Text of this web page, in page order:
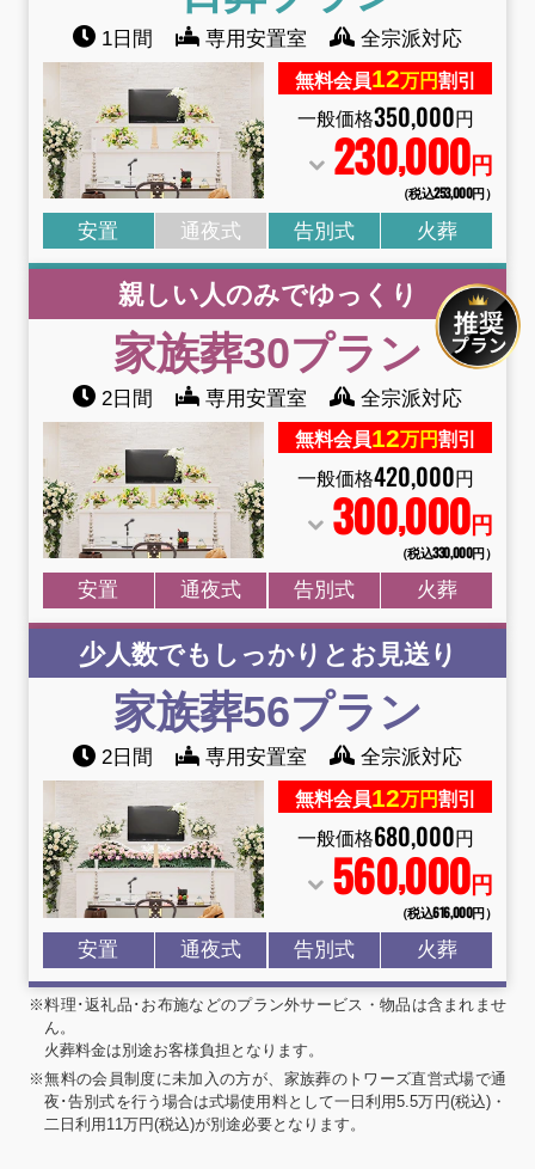
1日間 専用安置室 全宗派対応
無料会員12万円割引
一般価格350,000円
230,000円
（税込253,000円）
安置 通夜式 告別式 火葬
親しい人のみでゆっくり
家族葬30プラン
2日間 専用安置室 全宗派対応
無料会員12万円割引
一般価格420,000円
300,000円
（税込330,000円）
安置 通夜式 告別式 火葬
少人数でもしっかりとお見送り
家族葬56プラン
2日間 専用安置室 全宗派対応
無料会員12万円割引
一般価格680,000円
560,000円
（税込616,000円）
安置 通夜式 告別式 火葬
※料理･返礼品･お布施などのプラン外サービス・物品は含まれませ
ん。
火葬料金は別途お客様負担となります。
※無料の会員制度に未加入の方が、家族葬のトワーズ直営式場で通
夜･告別式を行う場合は式場使用料として一日利用5.5万円(税込)・
二日利用11万円(税込)が別途必要となります。